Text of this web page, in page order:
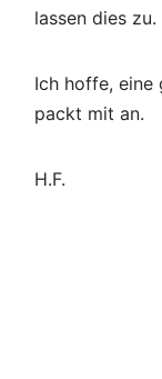
lassen dies zu.
Ich hoffe, eine
packt mit an.
H.F.